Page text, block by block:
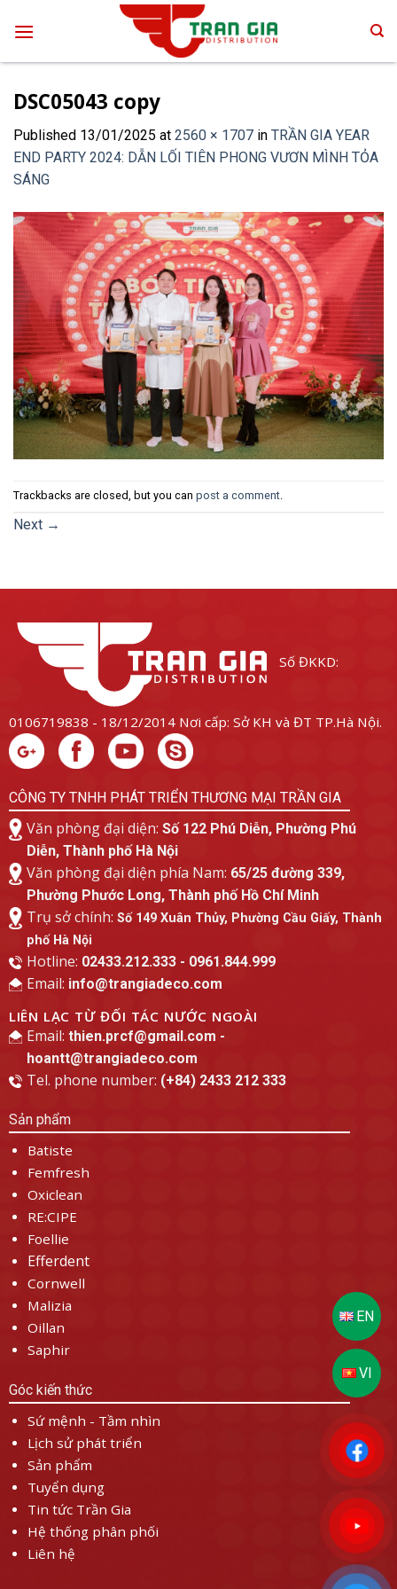
DSC05043 copy
Published 13/01/2025 at 2560 × 1707 in TRẦN GIA YEAR
END PARTY 2024: DẪN LỐI TIÊN PHONG VƯƠN MÌNH TỎA
SÁNG
Trackbacks are closed, but you can post a comment.
Next →
Số ĐKKD:
0106719838 - 18/12/2014 Nơi cấp: Sở KH và ĐT TP.Hà Nội.
CÔNG TY TNHH PHÁT TRIỂN THƯƠNG MẠI TRẦN GIA
Văn phòng đại diện: Số 122 Phú Diễn, Phường Phú
Diễn, Thành phố Hà Nội
Văn phòng đại diện phía Nam: 65/25 đường 339,
Phường Phước Long, Thành phố Hồ Chí Minh
Trụ sở chính: Số 149 Xuân Thủy, Phường Cầu Giấy, Thành
phố Hà Nội
Hotline: 02433.212.333 - 0961.844.999
Email: info@trangiadeco.com
LIÊN LẠC TỪ ĐỐI TÁC NƯỚC NGOÀI
Email: thien.prcf@gmail.com -
hoantt@trangiadeco.com
Tel. phone number: (+84) 2433 212 333
Sản phẩm
Batiste
Femfresh
Oxiclean
RE:CIPE
Foellie
Efferdent
Cornwell
Malizia
Oillan
Saphir
Góc kiến thức
Sứ mệnh - Tầm nhìn
Lịch sử phát triển
Sản phẩm
Tuyển dụng
Tin tức Trần Gia
Hệ thống phân phối
Liên hệ